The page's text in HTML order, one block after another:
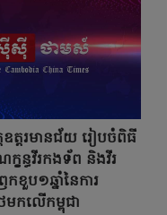
តឧត្ដរមានជ័យ រៀបចំពិធី
ខន្ធវីរកងទ័ព និងវីរ
ខួប១ឆ្នាំនៃការ
មកលើកម្ពុជា